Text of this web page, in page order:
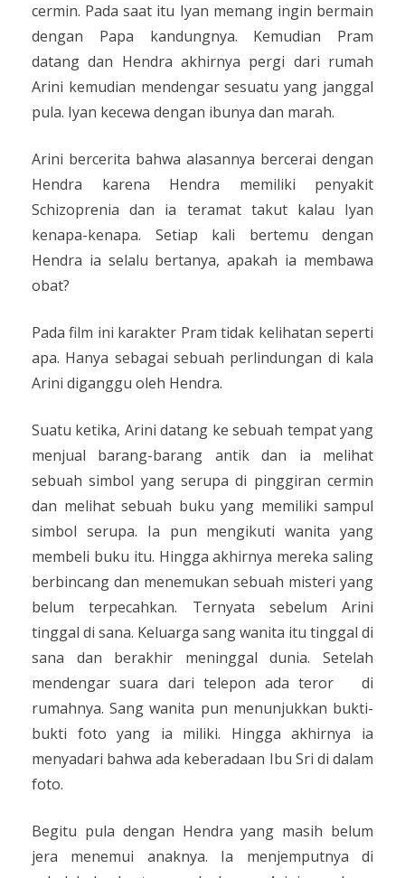
cermin. Pada saat itu Iyan memang ingin bermain
dengan Papa kandungnya. Kemudian Pram
datang dan Hendra akhirnya pergi dari rumah
Arini kemudian mendengar sesuatu yang janggal
pula. Iyan kecewa dengan ibunya dan marah.
Arini bercerita bahwa alasannya bercerai dengan
Hendra karena Hendra memiliki penyakit
Schizoprenia dan ia teramat takut kalau Iyan
kenapa-kenapa. Setiap kali bertemu dengan
Hendra ia selalu bertanya, apakah ia membawa
obat?
Pada film ini karakter Pram tidak kelihatan seperti
apa. Hanya sebagai sebuah perlindungan di kala
Arini diganggu oleh Hendra.
Suatu ketika, Arini datang ke sebuah tempat yang
menjual barang-barang antik dan ia melihat
sebuah simbol yang serupa di pinggiran cermin
dan melihat sebuah buku yang memiliki sampul
simbol serupa. Ia pun mengikuti wanita yang
membeli buku itu. Hingga akhirnya mereka saling
berbincang dan menemukan sebuah misteri yang
belum terpecahkan. Ternyata sebelum Arini
tinggal di sana. Keluarga sang wanita itu tinggal di
sana dan berakhir meninggal dunia. Setelah
mendengar suara dari telepon ada teror
di
rumahnya. Sang wanita pun menunjukkan bukti-
bukti foto yang ia miliki. Hingga akhirnya ia
menyadari bahwa ada keberadaan Ibu Sri di dalam
foto.
Begitu pula dengan Hendra yang masih belum
jera menemui anaknya. Ia menjemputnya di